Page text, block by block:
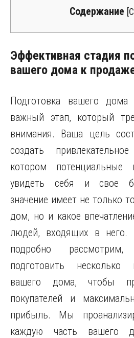
Содержание [
Эффективная стадия
вашего дома к
Подготовка вашего
важный этап, который
внимания. Ваша цель
создать
котором потенциальные
увидеть себя и свое
значение имеет не только
дом, но и какое
людей, входящих в
подробно
подготовить
вашего дома, чтобы
покупателей и
прибыль. Мы
каждую часть вашего